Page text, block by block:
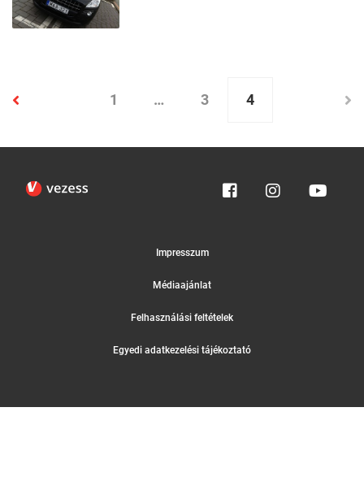
1 … 3 4
Impresszum
Médiaajánlat
Felhasználási feltételek
Egyedi adatkezelési tájékoztató